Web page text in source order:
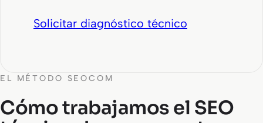
Solicitar diagnóstico técnico
EL MÉTODO SEOCOM
Cómo trabajamos el SEO